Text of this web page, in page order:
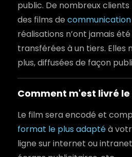
public. De nombreux
des films de
réalisations n’ont jamais
transférées à un tiers. Elles
plus, diffusées de façon
Comment m'est livré le
Le film sera encodé et
format le plus adaptéà
ligne sur internet ou